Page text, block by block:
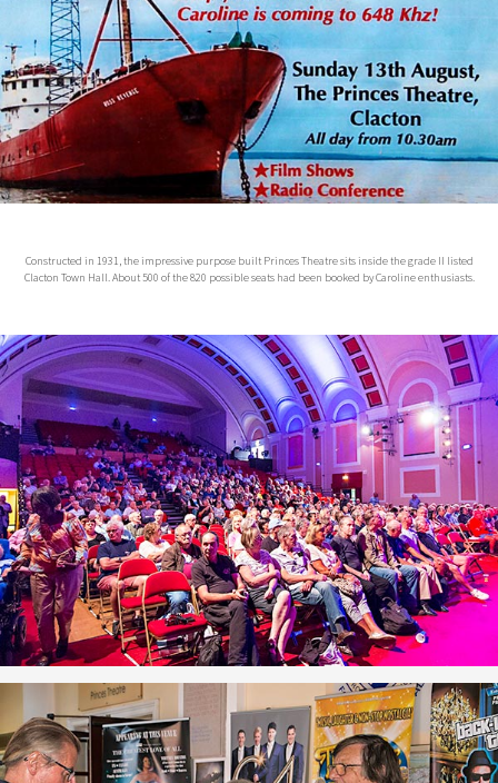
Constructed in 1931, the impressive purpose built Princes Theatre sits inside the grade II listed
Clacton Town Hall. About 500 of the 820 possible seats had been booked by Caroline enthusiasts.